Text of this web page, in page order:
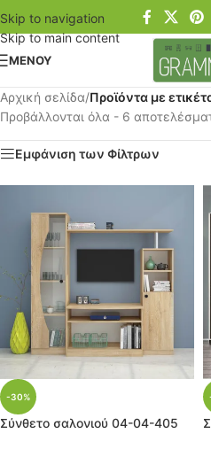
Skip to navigation
Skip to main content
ΜΕΝΟΥ
Αρχική σελίδα/Προϊόντα με
Προβάλλονται όλα - 6
Εμφάνιση των Φίλτρων
-30%
Σύνθετο σαλονιού 04-04-405